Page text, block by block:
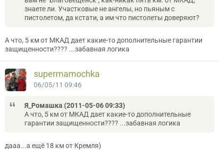
знаете ли. Участковые не ангелы, но пьяным с
пистолетом, да кстати, а им что пистолеты доверяют?
А что, 5 км от МКАД дает какие-то дополнительные гарантии
защищенности???? ...забавная логика
supermamochka
06/05/11 09:46
Я_Ромашка (2011-05-06 09:33)
А что, 5 км от МКАД дает какие-то дополнительные
гарантии защищенности???? ...забавная логика
дааа...а ещё 18 км от Кремля)